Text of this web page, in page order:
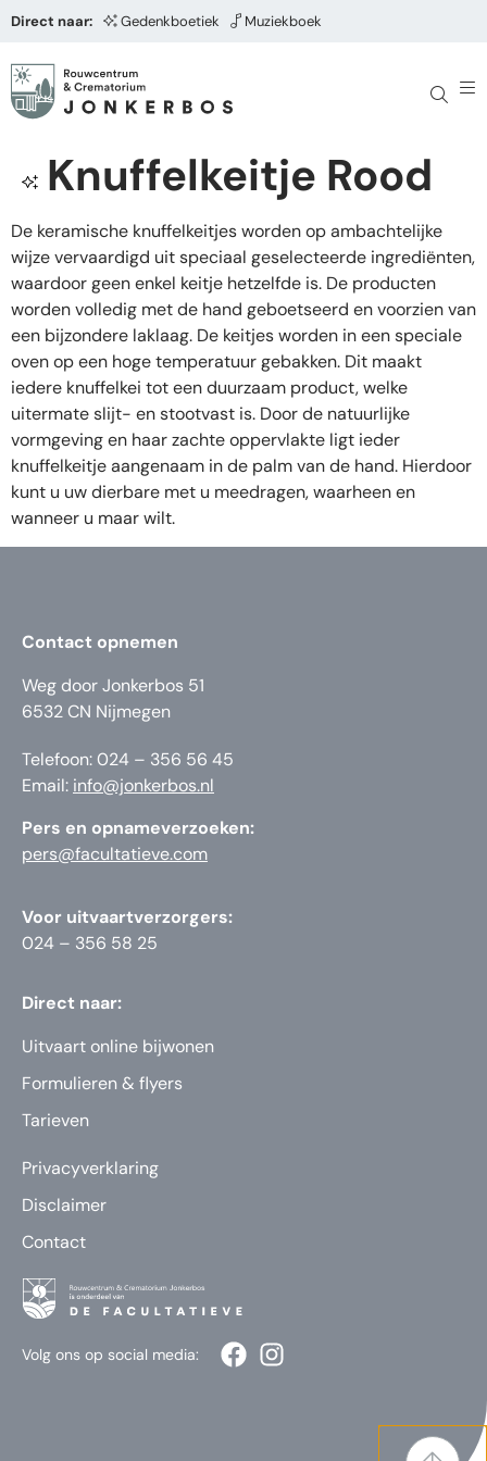
Direct naar: Gedenkboetiek Muziekboek
Knuffelkeitje Rood
De keramische knuffelkeitjes worden op ambachtelijke
wijze vervaardigd uit speciaal geselecteerde ingrediënten,
waardoor geen enkel keitje hetzelfde is. De producten
worden volledig met de hand geboetseerd en voorzien van
een bijzondere laklaag. De keitjes worden in een speciale
oven op een hoge temperatuur gebakken. Dit maakt
iedere knuffelkei tot een duurzaam product, welke
uitermate slijt- en stootvast is. Door de natuurlijke
vormgeving en haar zachte oppervlakte ligt ieder
knuffelkeitje aangenaam in de palm van de hand. Hierdoor
kunt u uw dierbare met u meedragen, waarheen en
wanneer u maar wilt.
Contact opnemen
Weg door Jonkerbos 51
6532 CN Nijmegen
Telefoon: 024 – 356 56 45
Email: info@jonkerbos.nl
Pers en opnameverzoeken:
pers@facultatieve.com
Voor uitvaartverzorgers:
024 – 356 58 25
Direct naar:
Uitvaart online bijwonen
Formulieren & flyers
Tarieven
Privacyverklaring
Disclaimer
Contact
Volg ons op social media: